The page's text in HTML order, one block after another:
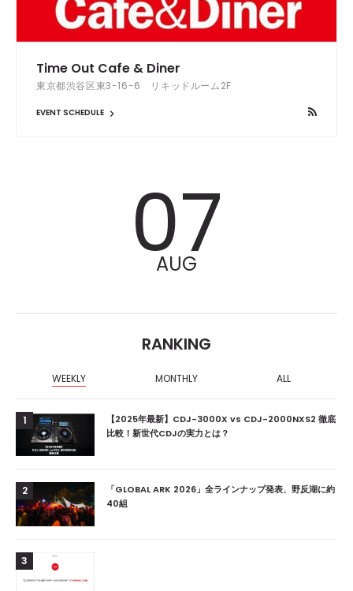
Time Out Cafe & Diner
東京都渋谷区東3-16-6 リキッドルーム2F
EVENT SCHEDULE
07
AUG
RANKING
WEEKLY MONTHLY ALL
1
【2025年最新】CDJ-3000X vs CDJ-2000NXS2 徹底
比較！新世代CDJの実力とは？
2
「GLOBAL ARK 2026」全ラインナップ発表、野反湖に約
40組
3